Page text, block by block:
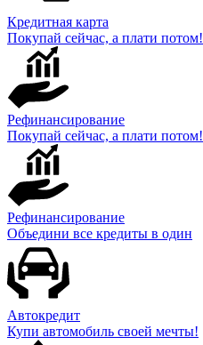
Кредитная карта
Покупай сейчас, а плати потом!
Рефинансирование
Покупай сейчас, а плати потом!
Рефинансирование
Объедини все кредиты в один
Автокредит
Купи автомобиль своей мечты!